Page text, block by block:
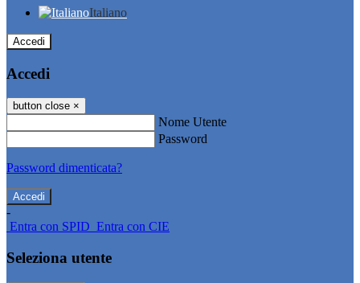
Italiano
Accedi
Accedi
button close ×
Nome Utente
Password
Password dimenticata?
-
Entra con SPID Entra con CIE
Seleziona utente